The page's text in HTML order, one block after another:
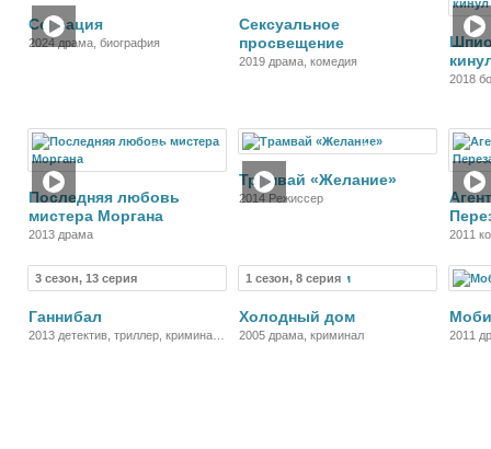
Сенсация
2024 драма, биография
Сексуальное
просвещение
2019 драма, комедия
2018
Фильм
Последняя любовь
мистера Моргана
2013 драма
Фильм
Трамвай «Желание»
2014 Режиссер
2011
3 сезон, 13 серия
Ганнибал
2013 детектив, триллер, криминал,
1 сезон, 8 серия
Холодный дом
2005 драма, криминал 2011